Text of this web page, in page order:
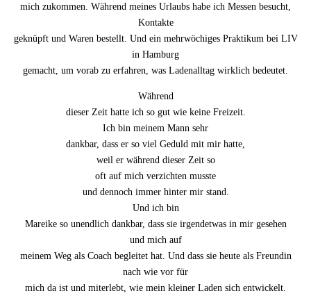
mich zukommen. Während meines Urlaubs habe ich Messen besucht,
Kontakte
geknüpft und Waren bestellt. Und ein mehrwöchiges Praktikum bei LIV
in Hamburg
gemacht, um vorab zu erfahren, was Ladenalltag wirklich bedeutet.
Während
dieser Zeit hatte ich so gut wie keine Freizeit.
Ich bin meinem Mann sehr
dankbar, dass er so viel Geduld mit mir hatte,
weil er während dieser Zeit so
oft auf mich verzichten musste
und dennoch immer hinter mir stand.
Und ich bin
Mareike so unendlich dankbar, dass sie irgendetwas in mir gesehen
und mich auf
meinem Weg als Coach begleitet hat. Und dass sie heute als Freundin
nach wie vor für
mich da ist und miterlebt, wie mein kleiner Laden sich entwickelt.